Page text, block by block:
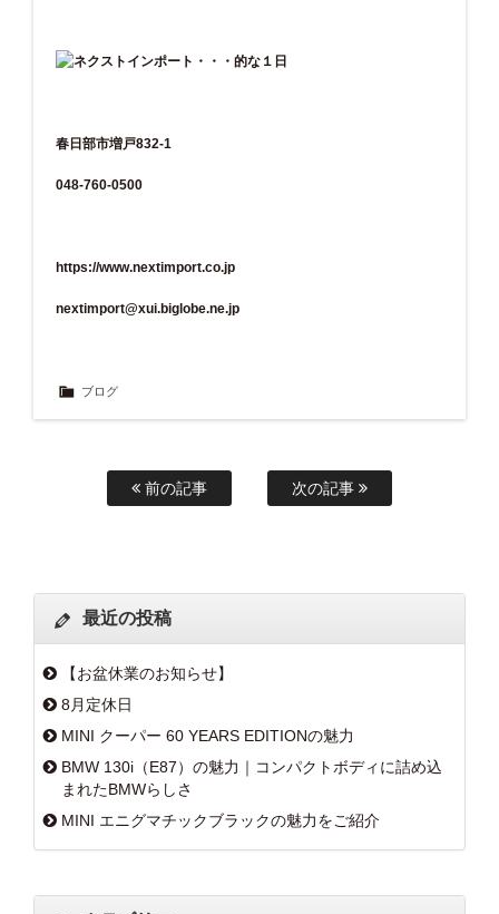
春日部市増戸832-1
048-760-0500
https://www.nextimport.co.jp
nextimport@xui.biglobe.ne.jp
ブログ
前の記事 次の記事
最近の投稿
【お盆休業のお知らせ】
8月定休日
MINI クーパー 60 YEARS EDITIONの魅力
BMW 130i（E87）の魅力｜コンパクトボディに詰め込
まれたBMWらしさ
MINI エニグマチックブラックの魅力をご紹介